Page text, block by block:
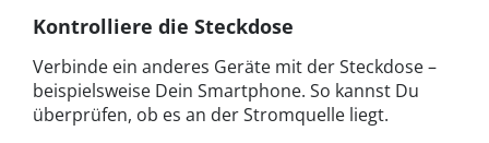
Kontrolliere die Steckdose
Verbinde ein anderes Geräte mit der Steckdose –
beispielsweise Dein Smartphone. So kannst Du
überprüfen, ob es an der Stromquelle liegt.